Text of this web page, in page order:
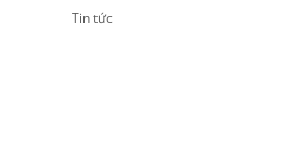
Tin tức